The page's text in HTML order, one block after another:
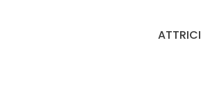
ATTRICI